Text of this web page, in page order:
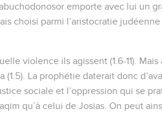
emporte avec lui un
choisi parmi l’aristocratie judéenne
violence ils agissent (1.6-11).
La prophétie daterait donc
sociale et l’oppression qui se
qu’à celui de Josias. On peut